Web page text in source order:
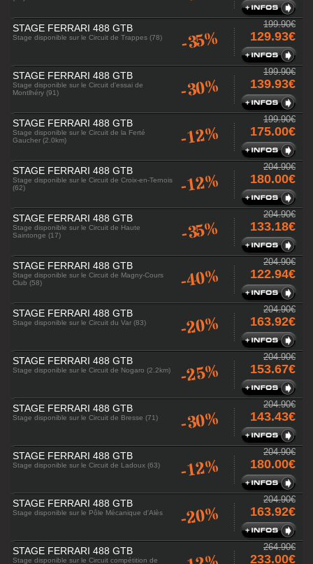
STAGE FERRARI 488 GTB
Stage disponible sur le Circuit de Trappes (78) -35%
199.90€
129.93€
STAGE FERRARI 488 GTB
Stage disponible sur le Circuit d'essai de
Montlhéry (91)
-30%
199.90€
139.93€
STAGE FERRARI 488 GTB
Stage disponible sur le Circuit de la Ferté
Gaucher (2.0km)
-12%
199.90€
175.00€
STAGE FERRARI 488 GTB
Stage disponible sur le Circuit de Croix-en-Ternois
(62)
-12%
204.90€
180.00€
STAGE FERRARI 488 GTB
Stage disponible sur le Circuit de Haute
Saintonge (17)
-35%
204.90€
133.18€
STAGE FERRARI 488 GTB
Stage disponible sur le Circuit de Magny-Cours
Club (58)
-40%
204.90€
122.94€
STAGE FERRARI 488 GTB
Stage disponible sur le Circuit du Var (83) -20%
204.90€
163.92€
STAGE FERRARI 488 GTB
Stage disponible sur le Circuit de Nogaro (2.2km) -25%
204.90€
153.67€
STAGE FERRARI 488 GTB
Stage disponible sur le Circuit de Bresse (71) -30%
204.90€
143.43€
STAGE FERRARI 488 GTB
Stage disponible sur le Circuit de Ladoux (63) -12%
204.90€
180.00€
STAGE FERRARI 488 GTB
Stage disponible sur le Pôle Mécanique d'Alès -20%
204.90€
163.92€
STAGE FERRARI 488 GTB
Stage disponible sur le Circuit compétition de
264.90€
233.00€